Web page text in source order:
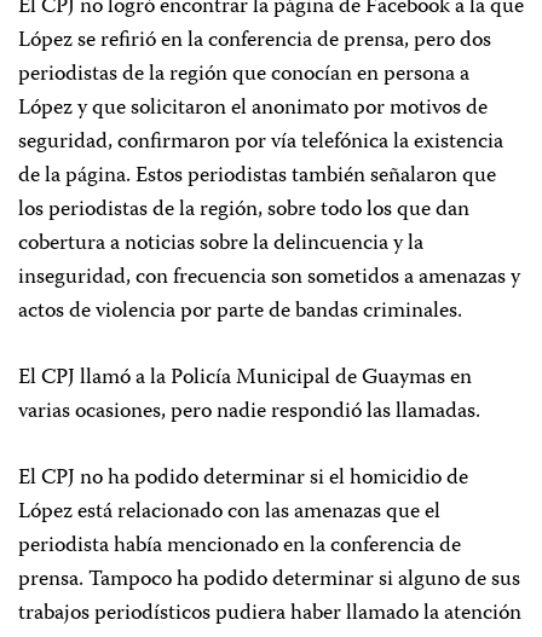
López se refirió en la conferencia de prensa, pero dos
periodistas de la región que conocían en persona a
López y que solicitaron el anonimato por motivos de
seguridad, confirmaron por vía telefónica la existencia
de la página. Estos periodistas también señalaron que
los periodistas de la región, sobre todo los que dan
cobertura a noticias sobre la delincuencia y la
inseguridad, con frecuencia son sometidos a amenazas y
actos de violencia por parte de bandas criminales.
El CPJ llamó a la Policía Municipal de Guaymas en
varias ocasiones, pero nadie respondió las llamadas.
El CPJ no ha podido determinar si el homicidio de
López está relacionado con las amenazas que el
periodista había mencionado en la conferencia de
prensa. Tampoco ha podido determinar si alguno de sus
trabajos periodísticos pudiera haber llamado la atención